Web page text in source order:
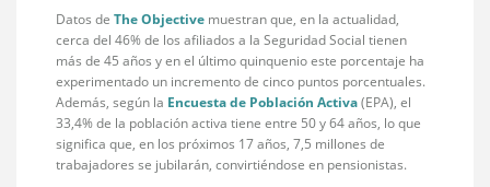
Datos deThe Objective muestran que, en la actualidad,
cerca del 46% de los afiliados a la Seguridad Social tienen
más de 45 años y en el último quinquenio este porcentaje ha
experimentado un incremento de cinco puntos porcentuales.
Además, según la Encuesta de Población Activa(EPA), el
33,4% de la población activa tiene entre 50 y 64 años, lo que
significa que, en los próximos 17 años, 7,5 millones de
trabajadores se jubilarán, convirtiéndose en pensionistas.